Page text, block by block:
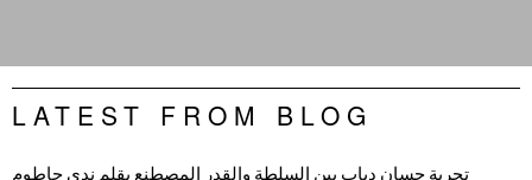
LATEST FROM BLOG
تجربة حسان دياب بين السلطة والقدر المصطنع بقلم ندى حاطوم